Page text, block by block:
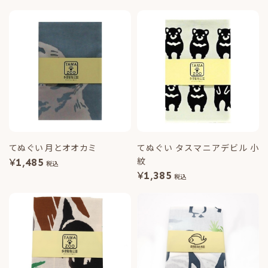
てぬぐい 月とオオカミ
¥1,485 税込
てぬぐい タスマニアデビル 小
紋
¥1,385 税込